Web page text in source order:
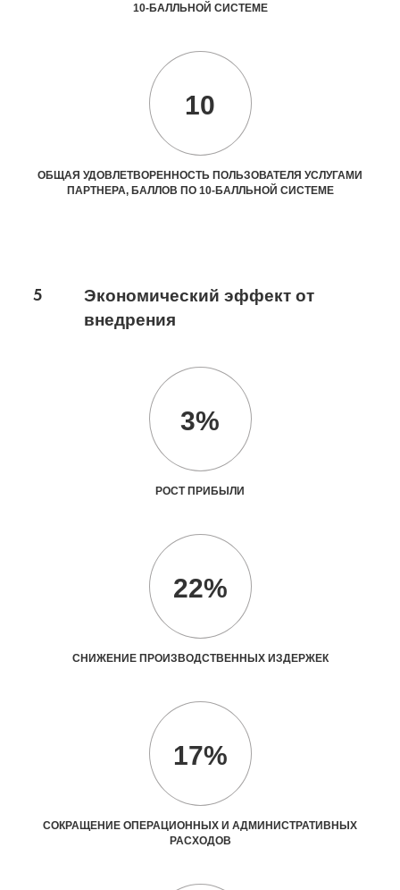
10-БАЛЛЬНОЙ СИСТЕМЕ
10
ОБЩАЯ УДОВЛЕТВОРЕННОСТЬ ПОЛЬЗОВАТЕЛЯ УСЛУГАМИ
ПАРТНЕРА, БАЛЛОВ ПО 10-БАЛЛЬНОЙ СИСТЕМЕ
5
Экономический эффект от
внедрения
3%
РОСТ ПРИБЫЛИ
22%
СНИЖЕНИЕ ПРОИЗВОДСТВЕННЫХ ИЗДЕРЖЕК
17%
СОКРАЩЕНИЕ ОПЕРАЦИОННЫХ И АДМИНИСТРАТИВНЫХ
РАСХОДОВ